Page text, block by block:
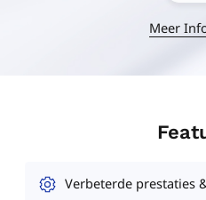
Meer
Verbeterde prestaties